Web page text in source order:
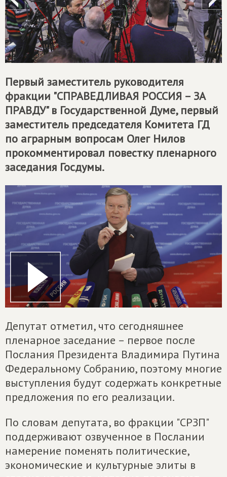
Первый заместитель руководителя
фракции "СПРАВЕДЛИВАЯ РОССИЯ – ЗА
ПРАВДУ" в Государственной Думе, первый
заместитель председателя Комитета ГД
по аграрным вопросам Олег Нилов
прокомментировал повестку пленарного
заседания Госдумы.
Депутат отметил, что сегодняшнее
пленарное заседание – первое после
Послания Президента Владимира Путина
Федеральному Собранию, поэтому многие
выступления будут содержать конкретные
предложения по его реализации.
По словам депутата, во фракции "СРЗП"
поддерживают озвученное в Послании
намерение поменять политические,
экономические и культурные элиты в